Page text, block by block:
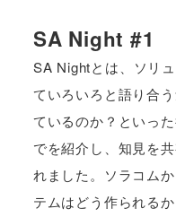
SA Night #1
SA Nightとは、ソリ
ていろいろと語り合
ているのか？といっ
でを紹介し、知見を
れました。ソラコム
テムはどう作られる